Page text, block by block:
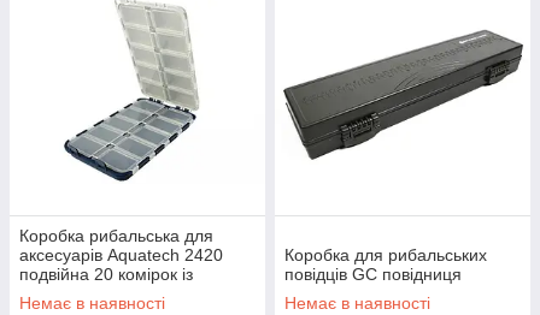
Коробка рибальська для
аксесуарів Aquatech 2420
подвійна 20 комірок із
кришкою
Немає в наявності
Коробка для рибальських
повідців GC повідниця
Немає в наявності